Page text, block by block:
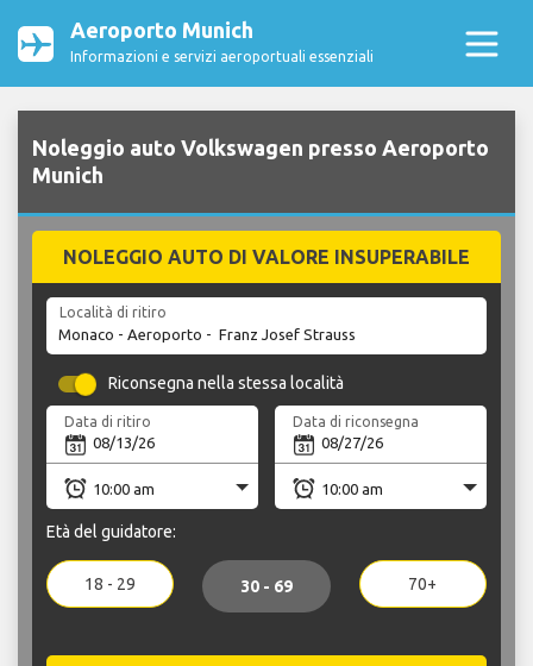
Aeroporto Munich
Informazioni e servizi aeroportuali essenziali
Noleggio auto Volkswagen presso Aeroporto
Munich
NOLEGGIO AUTO DI VALORE INSUPERABILE
Località di ritiro
Riconsegna nella stessa località
Data di ritiro Data di riconsegna
Età del guidatore:
18 - 29 30 - 69 70+